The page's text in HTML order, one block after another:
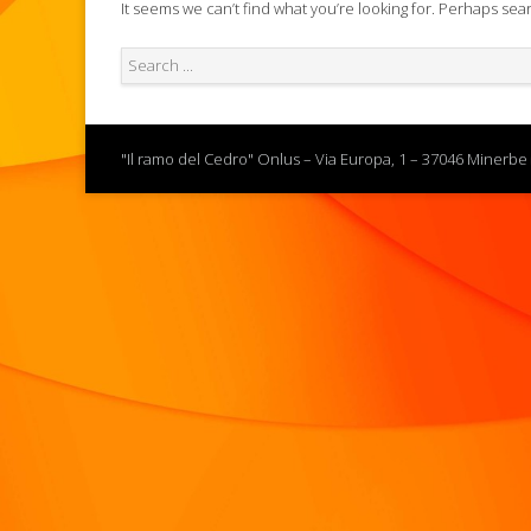
It seems we can’t find what you’re looking for. Perhaps
"Il ramo del Cedro" Onlus – Via Europa, 1 – 37046 Minerbe